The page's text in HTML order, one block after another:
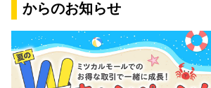
からのお知らせ